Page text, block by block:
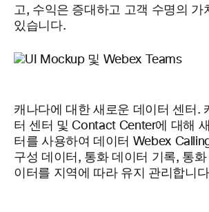
고, 수익은 증대하고 고객 수명의 가
있습니다.
캐나다에 대한 새로운 데이터 센터.
터 센터 및 Contact Center에 대해
터를 사용하여 데이터 Webex
구성 데이터, 통화 데이터 기록, 통화
이터를 지역에 따라 유지 관리합니